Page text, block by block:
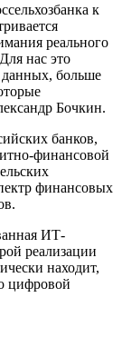
к
реального
нас это
данных, больше
Бочкин.
банков,
финансовой
финансовых
ИТ-
реализации
находит,
цифровой